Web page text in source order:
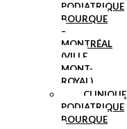
PODIATRIQUE
BOURQUE
–
MONTRÉAL
(VILLE
MONT-
ROYAL)
CLINIQUE
PODIATRIQUE
BOURQUE